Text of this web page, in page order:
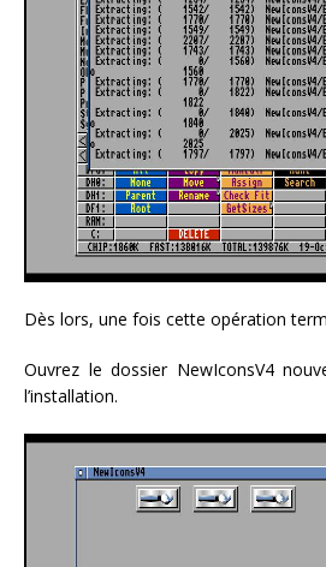
Dès lors, une fois cette opération
Ouvrez le dossier NewIconsV4
l’installation.